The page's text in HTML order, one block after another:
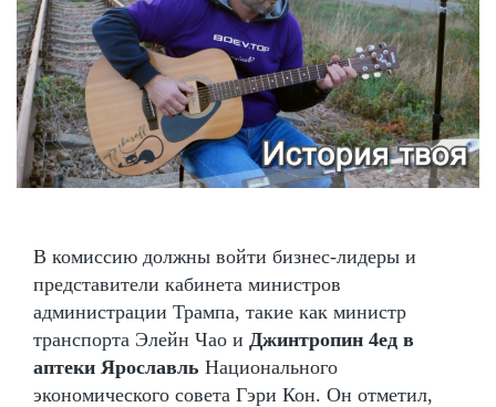
В комиссию должны войти бизнес-лидеры и
представители кабинета министров
администрации Трампа, такие как министр
транспорта Элейн Чао и Джинтропин 4ед в
аптеки Ярославль Национального
экономического совета Гэри Кон. Он отметил,